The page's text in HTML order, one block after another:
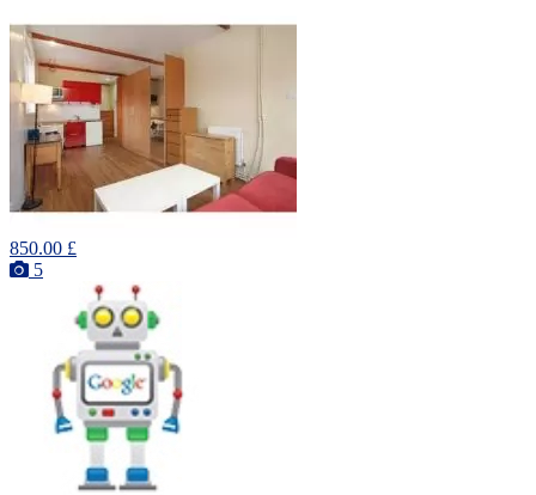
850.00 £
5